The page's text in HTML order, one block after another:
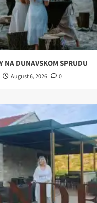
NA DUNAVSKOM SPRUDU
August 6, 2026 0